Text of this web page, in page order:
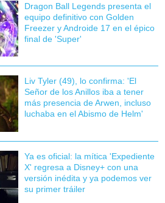
Dragon Ball Legends presenta el
equipo definitivo con Golden
Freezer y Androide 17 en el épico
final de 'Super'
Liv Tyler (49), lo confirma: 'El
Señor de los Anillos iba a tener
más presencia de Arwen, incluso
luchaba en el Abismo de Helm'
Ya es oficial: la mítica 'Expediente
X' regresa a Disney+ con una
versión inédita y ya podemos ver
su primer tráiler